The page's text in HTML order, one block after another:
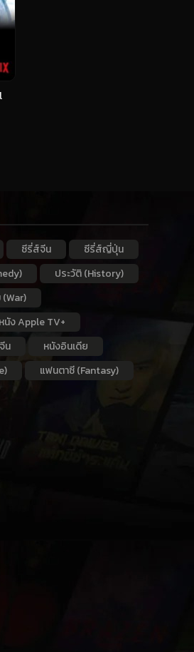
ซีรี่ส์จีน
ซีรี่ส์ญี่ปุ่น
ประวัติ (History)
หนัง Apple TV+
น
หนังอินเดีย
แฟนตาซี (Fantasy)